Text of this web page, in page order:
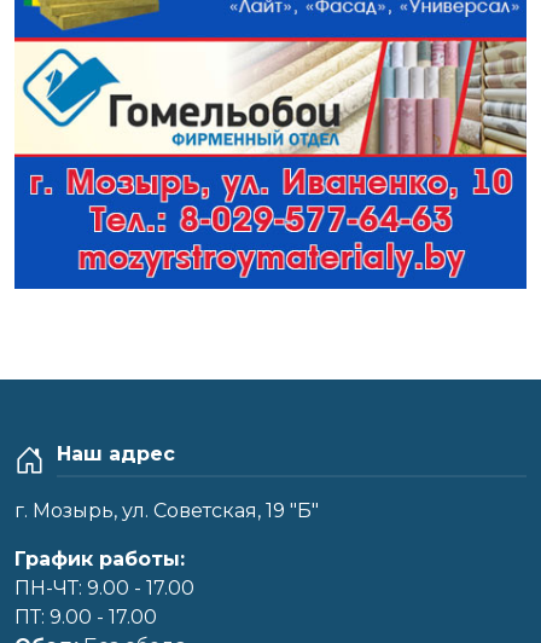
Наш адрес
г. Мозырь, ул. Советская, 19 "Б"
График работы:
ПН-ЧТ: 9.00 - 17.00
ПТ: 9.00 - 17.00